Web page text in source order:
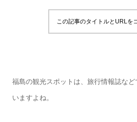
この記事のタイトルとURLを
福島の観光スポットは、旅行情報誌な
いますよね。